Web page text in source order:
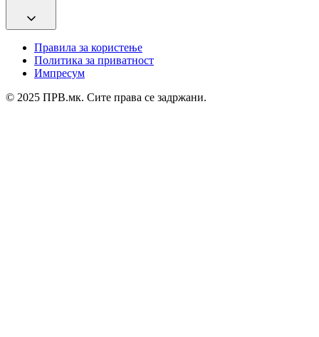
Правила за користење
Политика за приватност
Импресум
© 2025 ПРВ.мк. Сите права се задржани.